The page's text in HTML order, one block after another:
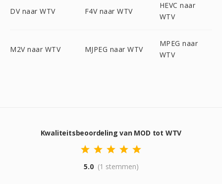
DV naar WTV F4V naar WTV
HEVC naar
WTV
M2V naar WTV MJPEG naar WTV
MPEG naar
WTV
Kwaliteitsbeoordeling van MOD tot WTV
5.0 (1 stemmen)